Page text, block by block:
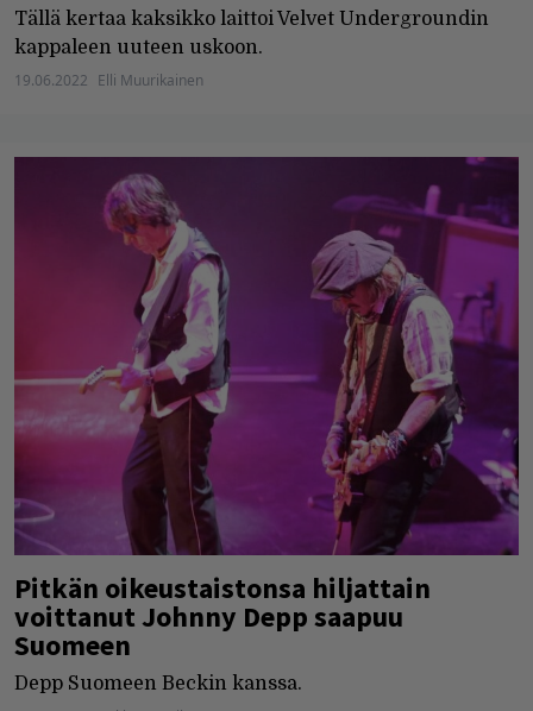
Tällä kertaa kaksikko laittoi Velvet Undergroundin
kappaleen uuteen uskoon.
19.06.2022 Elli Muurikainen
Pitkän oikeustaistonsa hiljattain
voittanut Johnny Depp saapuu
Suomeen
Depp Suomeen Beckin kanssa.